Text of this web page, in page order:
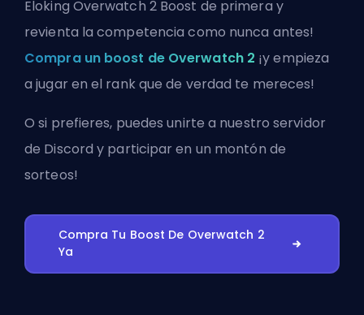
Eloking Overwatch 2 Boost de primera y
revienta la competencia como nunca antes!
Compra un boost de Overwatch 2 ¡y empieza
a jugar en el rank que de verdad te mereces!
O si prefieres, puedesunirte a nuestro servidor
de Discord y participar en un montón de
sorteos!
Compra Tu Boost De Overwatch 2
Ya